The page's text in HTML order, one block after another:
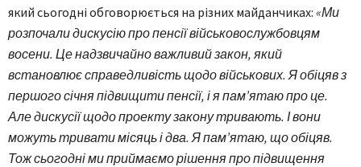
який сьогодні обговорюється на різних майданчиках: «Ми
розпочали дискусію про пенсії військовослужбовцям
восени. Це надзвичайно важливий закон, який
встановлює справедливість щодо військових. Я обіцяв з
першого січня підвищити пенсії, і я пам’ятаю про це.
Але дискусії щодо проекту закону тривають. І вони
можуть тривати місяць і два. Я пам’ятаю, що обіцяв.
Тож сьогодні ми приймаємо рішення про підвищення